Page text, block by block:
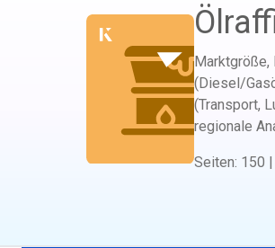
Marktgröße,
(Diesel/
(Transport,
regionale
Seiten: 150 |